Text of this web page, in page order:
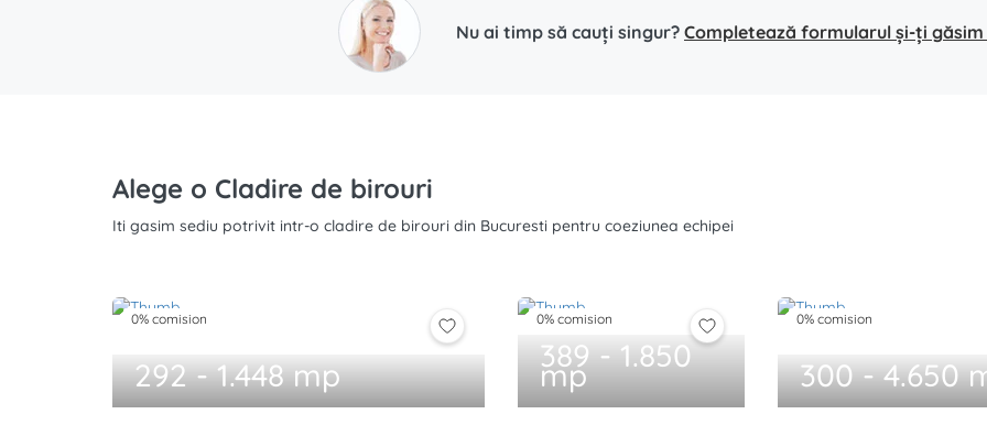
Nu ai timp să cauți singur? Completează formularul și-ți
Alege o Cladire de birouri
Iti gasim sediu potrivit intr-o cladire de birouri din Bucuresti pentru coeziunea echipei
0% comision
292 - 1.448 mp
0% comision
389 - 1.850
mp
0% comision
300 - 4.650